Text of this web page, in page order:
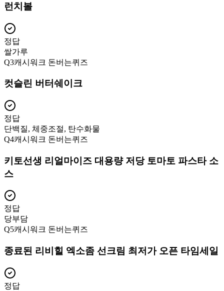
런치볼
정답
쌀가루
Q3캐시워크 돈버는퀴즈
컷슬린 버터쉐이크
정답
단백질, 체중조절, 탄수화물
Q4캐시워크 돈버는퀴즈
키토선생 리얼마이즈 대용량 저당 토마토 파스타 소
스
정답
당부담
Q5캐시워크 돈버는퀴즈
종료된 리비힐 엑소좀 선크림 최저가 오픈 타임세일
정답